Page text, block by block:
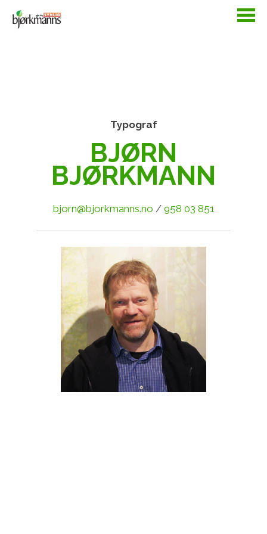
Typograf
BJØRN
BJØRKMANN
bjorn@bjorkmanns.no / 958 03 851